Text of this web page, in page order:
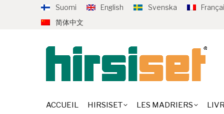
Suomi English Svenska
简体中文
ACCUEIL HIRSISET LES MADRIERS
ACCUEIL HIRSISET LES